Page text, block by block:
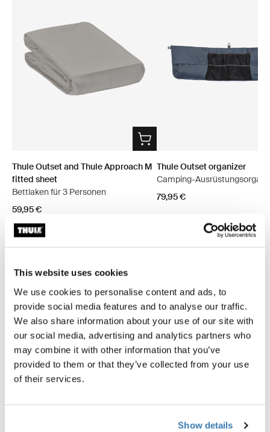
This website uses cookies
We use cookies to personalise content and ads, to
provide social media features and to analyse our traffic.
We also share information about your use of our site with
our social media, advertising and analytics partners who
may combine it with other information that you’ve
provided to them or that they’ve collected from your use
of their services.
Show details
Thule Outset and Thule Approach M
fitted sheet
Bettlaken für 3 Personen
59,95 €
Thule Outset organizer
Camping-
79,95 €
Beschreibung des Produkts
Toggle features
Alle Eigenschaften
Toggle techspec
Technische Daten